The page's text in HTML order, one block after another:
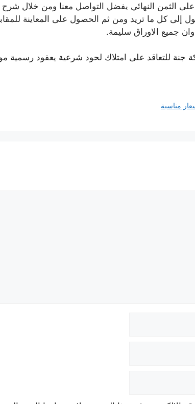
الثمن النهائي يفضل التواصل معنا ومن خلال شرح
إلى كل ما تريد ومن ثم الحصول على المعاينة
وان جميع الاوراق سليمة.
للتعاقد على امتلاك لحود شرعية يعقود رسمية
مناسبة